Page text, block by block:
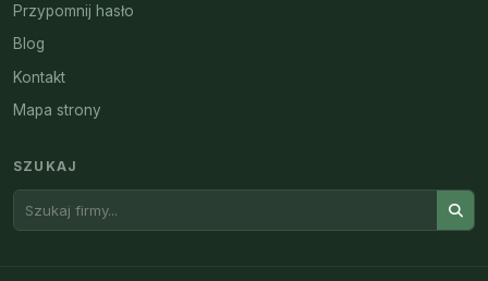
Przypomnij hasło
Blog
Kontakt
Mapa strony
SZUKAJ